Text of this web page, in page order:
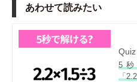
あわせて読みたい
Quiz
5
「